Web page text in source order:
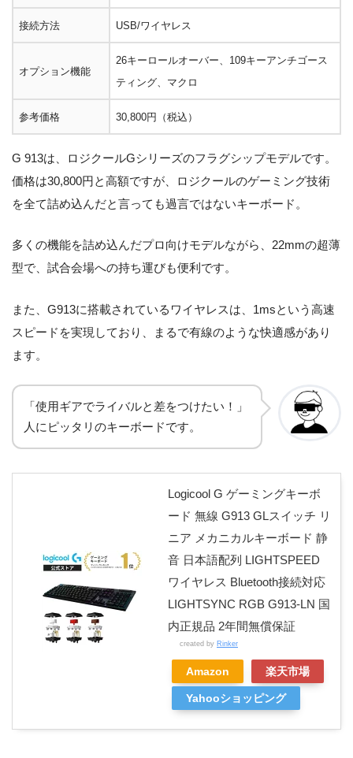
接続方法 USB/ワイヤレス
オプション機能
26キーロールオーバー、109キーアンチゴース
ティング、マクロ
参考価格 30,800円（税込）
G 913は、ロジクールGシリーズのフラグシップモデルです。
価格は30,800円と高額ですが、ロジクールのゲーミング技術
を全て詰め込んだと言っても過言ではないキーボード。
多くの機能を詰め込んだプロ向けモデルながら、22mmの超薄
型で、試合会場への持ち運びも便利です。
また、G913に搭載されているワイヤレスは、1msという高速
スピードを実現しており、まるで有線のような快適感があり
ます。
「使用ギアでライバルと差をつけたい！」
人にピッタリのキーボードです。
Logicool G ゲーミングキーボ
ード 無線 G913 GLスイッチ リ
ニア メカニカルキーボード 静
音 日本語配列 LIGHTSPEED
ワイヤレス Bluetooth接続対応
LIGHTSYNC RGB G913-LN 国
内正規品 2年間無償保証
created by Rinker
Amazon 楽天市場
Yahooショッピング